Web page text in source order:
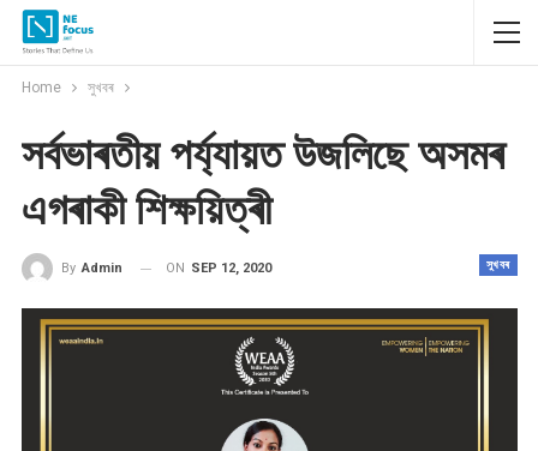
Home সুখবৰ
সৰ্বভাৰতীয় পৰ্য্যায়ত উজলিছে অসমৰ
এগৰাকী শিক্ষয়িত্ৰী
সুখবৰ
By Admin ON SEP 12, 2020